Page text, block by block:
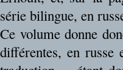
série bilingue, en
Ce volume donne
différentes, en russe